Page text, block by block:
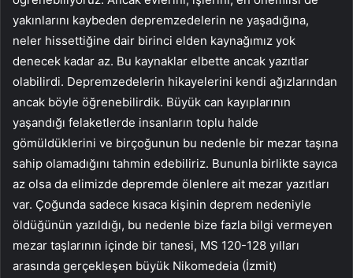
yakınlarını kaybeden depremzedelerin ne yaşadığına,
neler hissettiğine dair birinci elden kaynağımız yok
denecek kadar az. Bu kaynaklar elbette ancak yazıtlar
olabilirdi. Depremzedelerin hikayelerini kendi ağızlarından
ancak böyle öğrenebilirdik. Büyük can kayıplarının
yaşandığı felaketlerde insanların toplu halde
gömüldüklerini ve birçoğunun bu nedenle bir mezar taşına
sahip olamadığını tahmin edebiliriz. Bununla birlikte sayıca
az olsa da elimizde depremde ölenlere ait mezar yazıtları
var. Çoğunda sadece kısaca kişinin deprem nedeniyle
öldüğünün yazıldığı, bu nedenle bize fazla bilgi vermeyen
mezar taşlarının içinde bir tanesi, MS 120-128 yılları
arasında gerçekleşen büyük Nikomedeia (İzmit)